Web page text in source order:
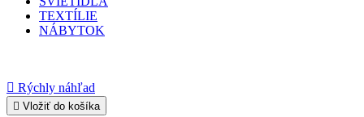
TEXTÍLIE
NÁBYTOK
 Rýchly náhľad
 Vložiť do košíka